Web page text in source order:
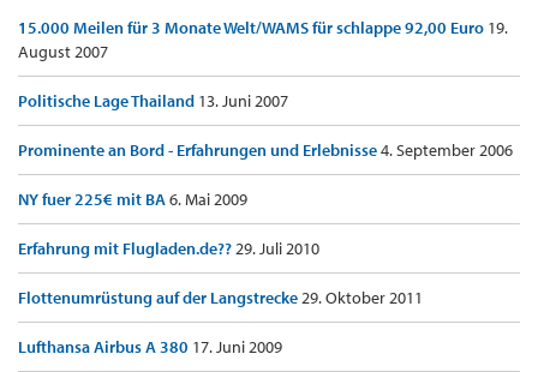
15.000 Meilen für 3 Monate Welt/WAMS für schlappe 92,00 Euro 19.
August 2007
Politische Lage Thailand 13. Juni 2007
Prominente an Bord - Erfahrungen und Erlebnisse4. September 2006
NY fuer 225€ mit BA6. Mai 2009
Erfahrung mit Flugladen.de??29. Juli 2010
Flottenumrüstung auf der Langstrecke29. Oktober 2011
Lufthansa Airbus A 380 17. Juni 2009